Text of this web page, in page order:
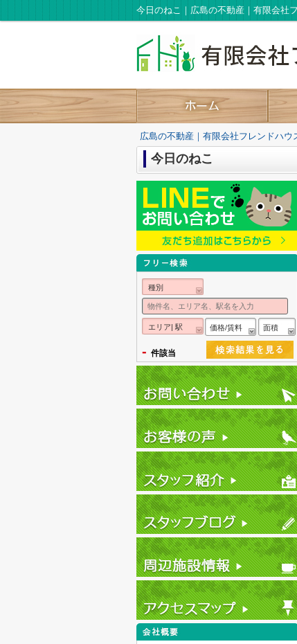
今日のねこ｜広島の不動産｜有限会社
広島の不動産｜有限会社フレンドハウ
今日のねこ
種別
エリア| 駅 価格/賃料 面積
- 件該当